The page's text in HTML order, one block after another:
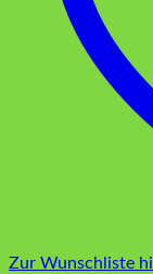
Zur Wunschliste